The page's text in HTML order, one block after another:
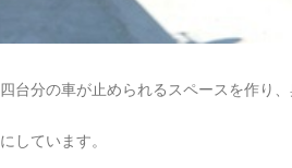
台分の車が止められるスペースを作り
しています。